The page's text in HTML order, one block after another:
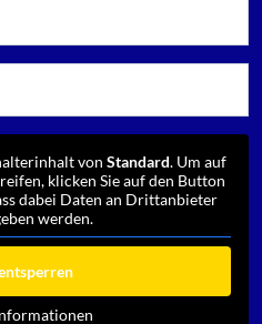
von Standard. Um auf
klicken Sie auf den Button
dabei Daten an Drittanbieter
werden.